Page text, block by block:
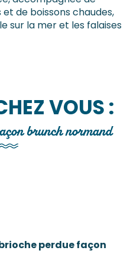
de boissons chaudes,
sur la mer et les falaises
VOUS :
brunch normand
perdue façon